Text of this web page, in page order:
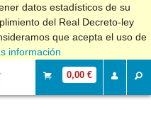
datos estadísticos de su
del Real Decreto-ley
que acepta el uso de
información
0,00 €